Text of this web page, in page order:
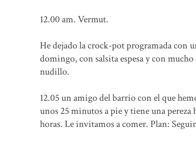
12.00 am. Vermut.
He dejado la crock-pot programada con
domingo, con salsita espesa y con
nudillo.
12.05 un amigo del barrio con el que
unos 25 minutos a pie y tiene una pereza
horas. Le invitamos a comer. Plan: